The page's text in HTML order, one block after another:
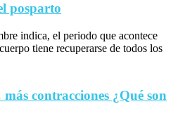
posparto
indica, el periodo que acontece
tiene recuperarse de todos los
contracciones ¿Qué son